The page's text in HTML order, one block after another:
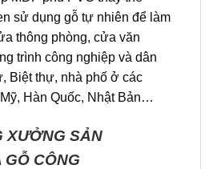
sử dụng gỗ tự nhiên để làm
thông phòng, cửa văn
trình công nghiệp và dân
Biệt thự, nhà phố ở các
Hàn Quốc, Nhật Bản…
XƯỞNG SẢN
CÔNG